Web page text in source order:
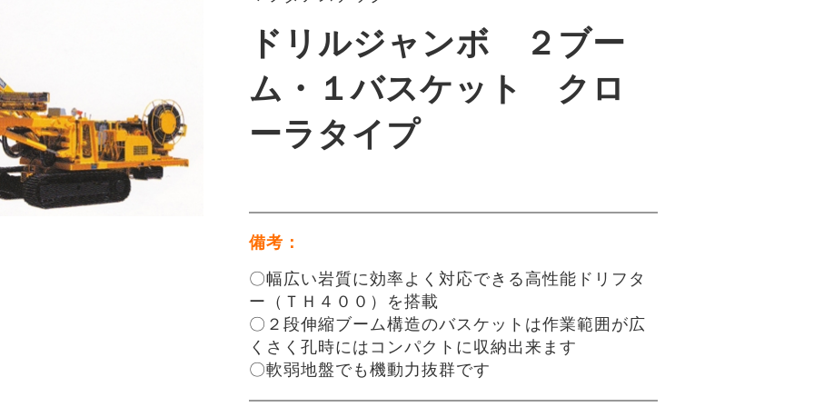
ドリルジャンボ ２ブー
ム・１バスケット クロ
ーラタイプ
備考：
〇幅広い岩質に効率よく対応できる高性能ドリフタ
ー（ＴＨ４００）を搭載
〇２段伸縮ブーム構造のバスケットは作業範囲が広
くさく孔時にはコンパクトに収納出来ます
〇軟弱地盤でも機動力抜群です